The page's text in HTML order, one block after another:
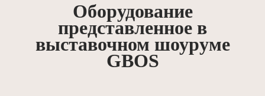
Оборудование
представленное в
выставочном шоуруме
GBOS